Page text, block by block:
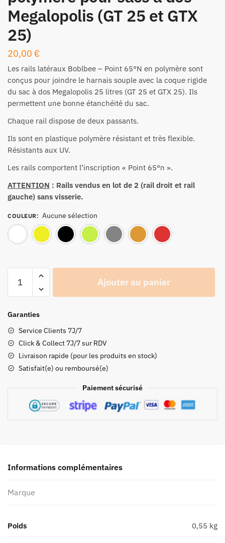
Megalopolis (GT 25 et GTX
25)
20,00 €
Les rails latéraux Boblbee – Point 65°N en polymère sont
conçus pour joindre le harnais souple avec la coque rigide
du sac à dos Megalopolis 25 litres (GT 25 et GTX 25). Ils
permettent une bonne étanchéité du sac.
Chaque rail dispose de deux passants.
Ils sont en plastique polymère résistant et très flexible.
Résistants aux UV.
Les rails comportent l’inscription « Point 65°n ».
ATTENTION : Rails vendus en lot de 2 (rail droit et rail
gauche) sans visserie.
COULEUR: Aucune sélection
Blanc
Jaune Noir Vert citronGris
Paire
latéraux
Boblbee
-
Point
polymère
Megalopolis
25
25)
Ajouter au panier
Garanties
Service Clients 7J/7
Click & Collect 7J/7 sur RDV
Livraison rapide (pour les produits en stock)
Satisfait(e) ou remboursé(e)
Paiement sécurisé
Informations complémentaires
Marque
Poids 0,55 kg